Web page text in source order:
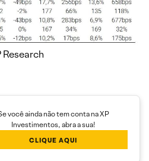
Research
você ainda não tem conta na XP
Investimentos, abra a sua!
CLIQUE AQUI